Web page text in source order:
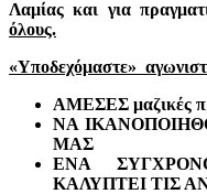
Λαμίας και για
όλους.
«Υποδεχόμαστε»
ΑΜΕΣΕΣ μαζικές
ΝΑ
ΜΑΣ
ΕΝΑ
ΚΑΛΥΠΤΕΙ ΤΙΣ